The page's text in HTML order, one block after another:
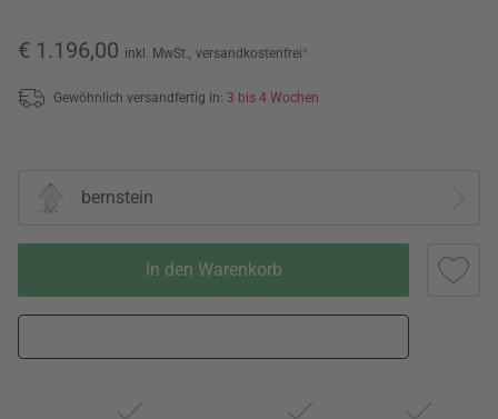
€ 1.196,00 inkl. MwSt., versandkostenfrei*
Gewöhnlich versandfertig in: 3 bis 4 Wochen
bernstein
In den Warenkorb